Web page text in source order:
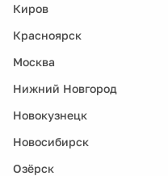
Киров
Красноярск
Москва
Нижний Новгород
Новокузнецк
Новосибирск
Озёрск